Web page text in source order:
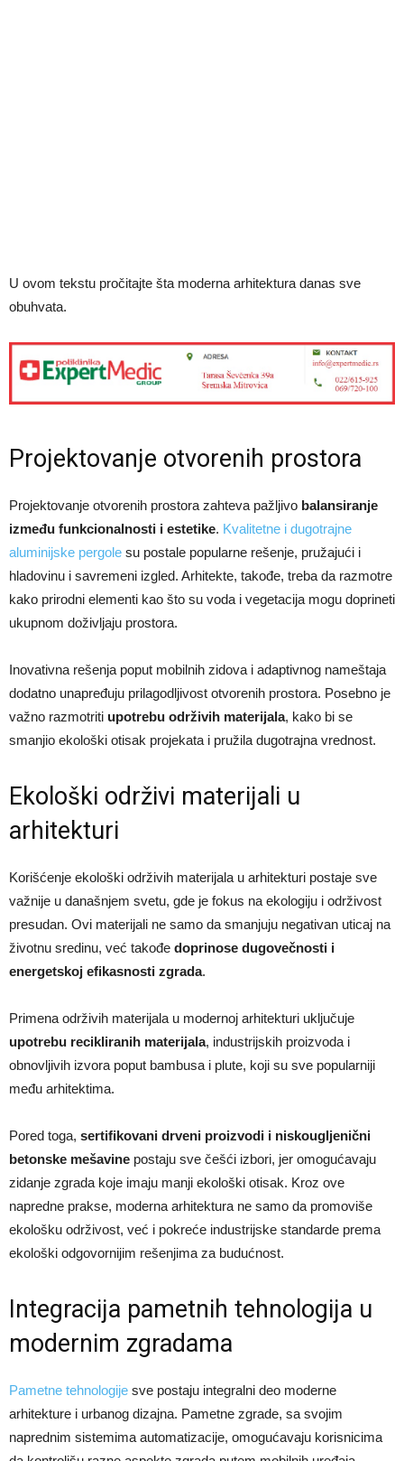
U ovom tekstu pročitajte šta moderna arhitektura danas sve
obuhvata.
Projektovanje otvorenih prostora
Projektovanje otvorenih prostora zahteva pažljivo balansiranje
između funkcionalnosti i estetike. Kvalitetne i dugotrajne
aluminijske pergole su postale popularne rešenje, pružajući i
hladovinu i savremeni izgled. Arhitekte, takođe, treba da razmotre
kako prirodni elementi kao što su voda i vegetacija mogu doprineti
ukupnom doživljaju prostora.
Inovativna rešenja poput mobilnih zidova i adaptivnog nameštaja
dodatno unapređuju prilagodljivost otvorenih prostora. Posebno je
važno razmotriti upotrebu održivih materijala, kako bi se
smanjio ekološki otisak projekata i pružila dugotrajna vrednost.
Ekološki održivi materijali u
arhitekturi
Korišćenje ekološki održivih materijala u arhitekturi postaje sve
važnije u današnjem svetu, gde je fokus na ekologiju i održivost
presudan. Ovi materijali ne samo da smanjuju negativan uticaj na
životnu sredinu, već takođe doprinose dugovečnosti i
energetskoj efikasnosti zgrada.
Primena održivih materijala u modernoj arhitekturi uključuje
upotrebu recikliranih materijala, industrijskih proizvoda i
obnovljivih izvora poput bambusa i plute, koji su sve popularniji
među arhitektima.
Pored toga, sertifikovani drveni proizvodi i niskougljenični
betonske mešavine postaju sve češći izbori, jer omogućavaju
zidanje zgrada koje imaju manji ekološki otisak. Kroz ove
napredne prakse, moderna arhitektura ne samo da promoviše
ekološku održivost, već i pokreće industrijske standarde prema
ekološki odgovornijim rešenjima za budućnost.
Integracija pametnih tehnologija u
modernim zgradama
Pametne tehnologije sve postaju integralni deo moderne
arhitekture i urbanog dizajna. Pametne zgrade, sa svojim
naprednim sistemima automatizacije, omogućavaju korisnicima